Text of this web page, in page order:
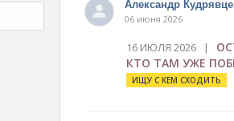
Александр
06 июня 2026
16 ИЮЛЯ 2026 |
КТО ТАМ УЖЕ
ИЩУ С КЕМ СХОДИТЬ